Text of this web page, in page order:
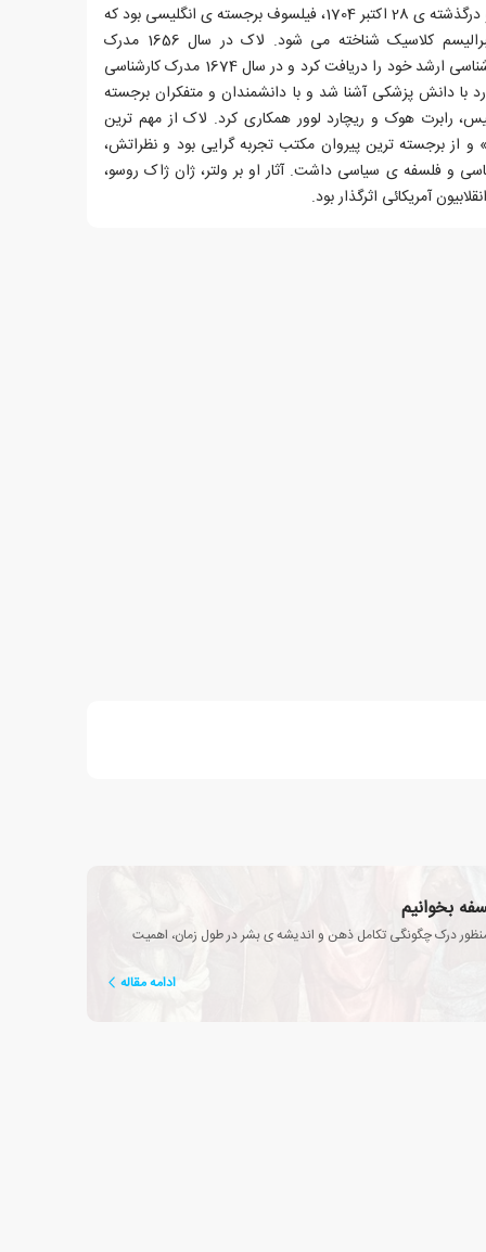
جان لاک، زاده ی 29 آگوست 1632 و درگذشته ی 28 اکتبر 1704، فیلسوف برجسته ی انگلیسی بود که
به شکلی گسترده به عنوان پدر لیبرالیسم کلاسیک شناخته می شود. لاک در سال 1656 مدرک
کارشناسی و در سال 1658 مدرک کارشناسی ارشد خود را دریافت کرد و در سال 1674 مدرک کارشناسی
با دانش پزشکی آشنا شد و با دانشمندان و متفکران برجسته
رابرت هوک و ریچارد لوور همکاری کرد. لاک از مهم ترین
و از برجسته ترین پیروان مکتب تجربه گرایی بود و نظراتش،
و فلسفه ی سیاسی داشت. آثار او بر ولتر، ژان ژاک روسو،
آمریکائی اثرگذار بود.
بخوانیم
درک چگونگی تکامل ذهن و اندیشه ی بشر در طول زمان، اهمیت
ادامه مقاله